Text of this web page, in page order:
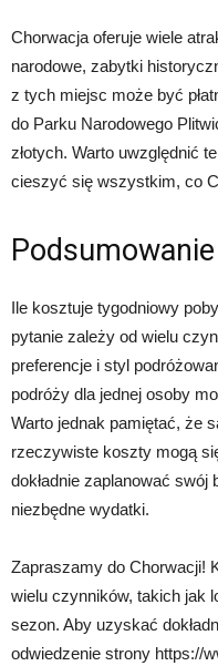
Chorwacja oferuje wiele
narodowe, zabytki
z tych miejsc może być
do Parku Narodowego
złotych. Warto uwzględnić
cieszyć się wszystkim, co
Podsumowanie
Ile kosztuje tygodniowy
pytanie zależy od wielu
preferencje i styl
podróży dla jednej osoby
Warto jednak pamiętać, że
rzeczywiste koszty mogą
dokładnie zaplanować
niezbędne wydatki.
Zapraszamy do Chorwacji!
wielu czynników, takich jak
sezon. Aby uzyskać
odwiedzenie strony https://